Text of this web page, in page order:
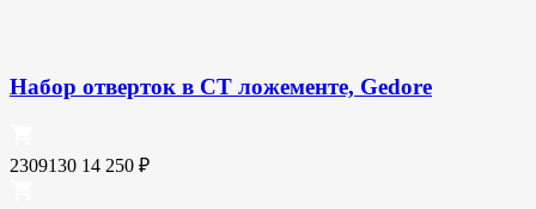
Набор отверток в СТ ложементе, Gedore
2309130 14 250 ₽